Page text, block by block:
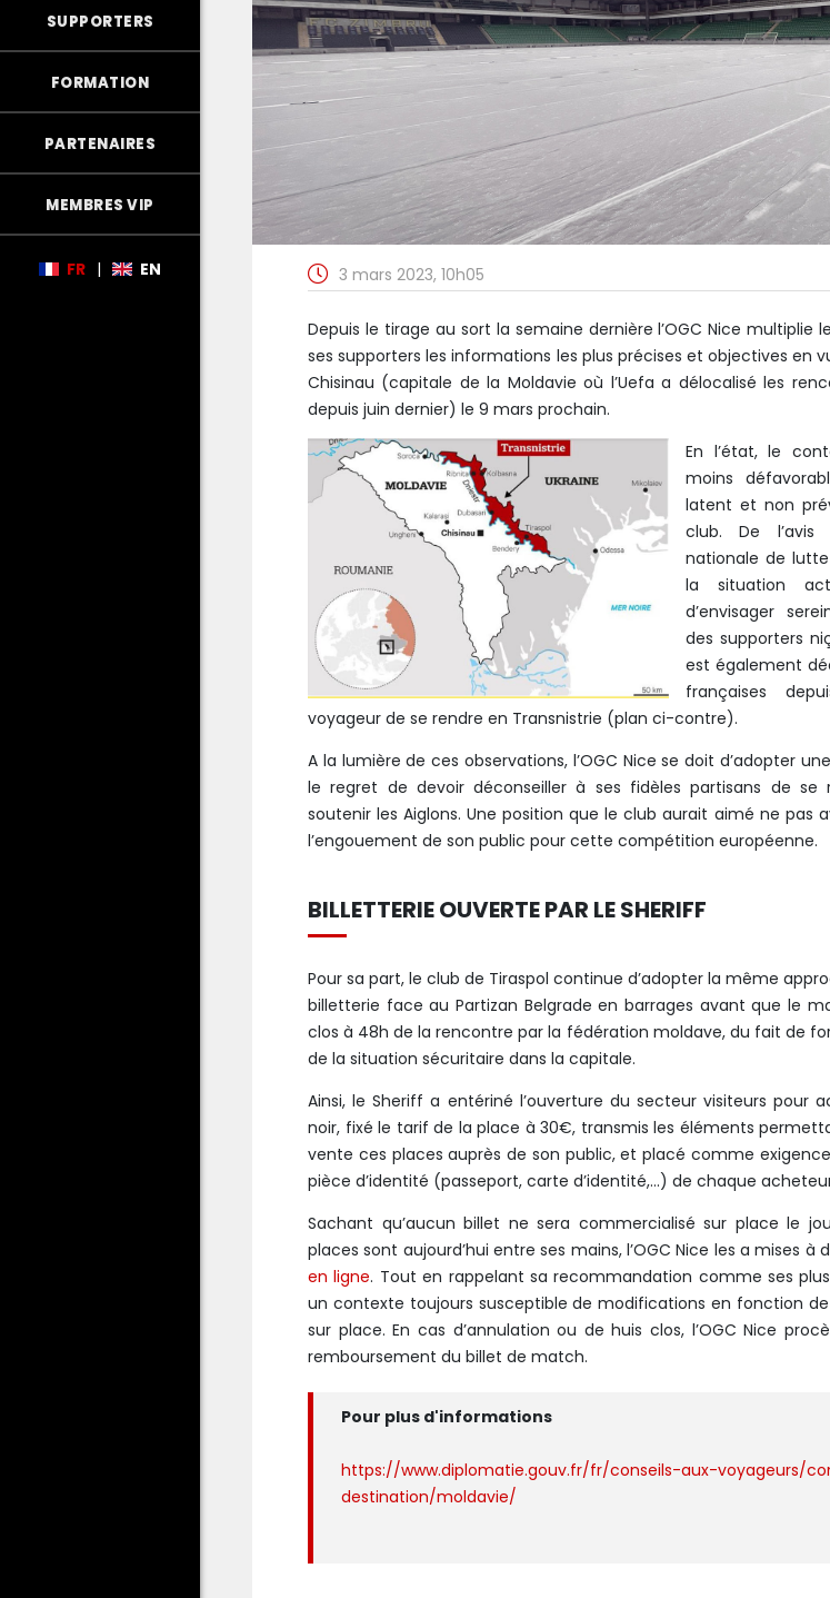
SUPPORTERS
FORMATION
PARTENAIRES
MEMBRES VIP
FR | EN 3 mars 2023, 10h05
Depuis le tirage au sort la semaine dernière l’OGC Nice multiplie
ses supporters les informations les plus précises et objectives en
Chisinau (capitale de la Moldavie où l’Uefa a délocalisé les
depuis juin dernier) le 9 mars prochain.
En l’état, le
moins
latent et non
club. De l’avis
nationale de
la situation
d’envisager
des supporters
est également
françaises
voyageur de se rendre en Transnistrie (plan ci-contre).
A la lumière de ces observations, l’OGC Nice se doit d’adopter
le regret de devoir déconseiller à ses fidèles partisans de se
soutenir les Aiglons. Une position que le club aurait aimé ne pas
l’engouement de son public pour cette compétition européenne.
BILLETTERIE OUVERTE PAR LE SHERIFF
Pour sa part, le club de Tiraspol continue d’adopter la même
billetterie face au Partizan Belgrade en barrages avant que le
clos à 48h de la rencontre par la fédération moldave, du fait de
de la situation sécuritaire dans la capitale.
Ainsi, le Sheriff a entériné l’ouverture du secteur visiteurs pour
noir, fixé le tarif de la place à 30€, transmis les éléments
vente ces places auprès de son public, et placé comme
pièce d’identité (passeport, carte d’identité,…) de chaque
Sachant qu’aucun billet ne sera commercialisé sur place le
places sont aujourd’hui entre ses mains, l’OGC Nice les a mises à
en ligne. Tout en rappelant sa recommandation comme ses
un contexte toujours susceptible de modifications en fonction de
sur place. En cas d’annulation ou de huis clos, l’OGC Nice
remboursement du billet de match.
Pour plus d'informations
https://www.diplomatie.gouv.fr/fr/conseils-aux-voyageurs/
destination/moldavie/